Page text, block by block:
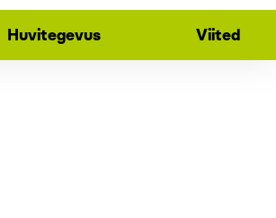
Huvitegevus Viited